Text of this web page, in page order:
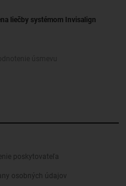
liečby systémom Invisalign
poskytovateľa
osobných údajov